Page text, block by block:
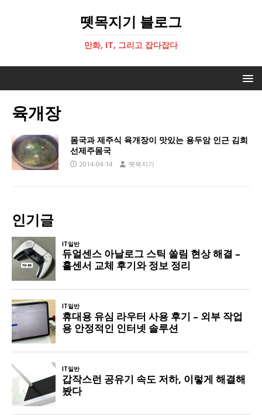
뗏목지기 블로그
만화, IT, 그리고 잡다잡다
육개장
몸국과 제주식 육개장이 맛있는 용두암 인근 김희
선제주몸국
2014-04-14 뗏목지기
인기글